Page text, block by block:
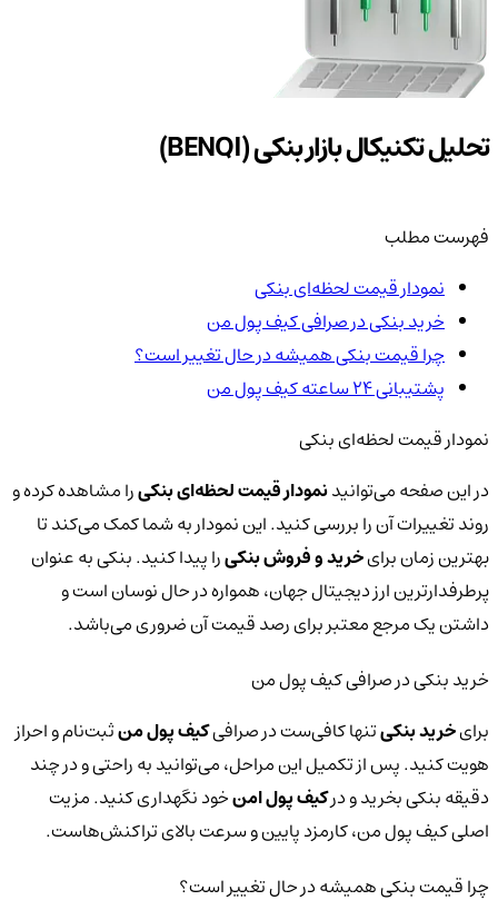
تحلیل تکنیکال بازار بنکی (BENQI)
فهرست مطلب
نمودار قیمت لحظه‌ای بنکی
خرید بنکی در صرافی کیف پول من
چرا قیمت بنکی همیشه در حال تغییر است؟
پشتیبانی ۲۴ ساعته کیف پول من
نمودار قیمت لحظه‌ای بنکی
در این صفحه می‌توانیدنمودار قیمت لحظه‌ای بنکیرا مشاهده کرده و
روند تغییرات آن را بررسی کنید. این نمودار به شما کمک می‌کند تا
بهترین زمان برایخرید و فروش بنکیرا پیدا کنید. بنکی به عنوان
پرطرفدارترین ارز دیجیتال جهان، همواره در حال نوسان است و
داشتن یک مرجع معتبر برای رصد قیمت آن ضروری می‌باشد.
خرید بنکی در صرافی کیف پول من
برایخرید بنکیتنها کافی‌ست در صرافیکیف پول منثبت‌نام و احراز
هویت کنید. پس از تکمیل این مراحل، می‌توانید به راحتی و در چند
دقیقه بنکی بخرید و درکیف پول امنخود نگهداری کنید. مزیت
اصلی کیف پول من، کارمزد پایین و سرعت بالای تراکنش‌هاست.
چرا قیمت بنکی همیشه در حال تغییر است؟